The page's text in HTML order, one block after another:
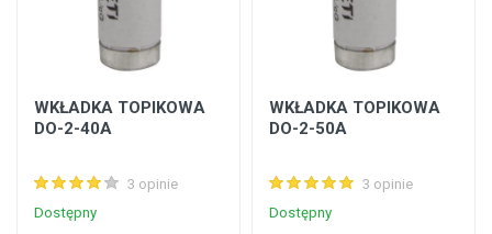
WKŁADKA TOPIKOWA
DO-2-40A
3 opinie
Dostępny
WKŁADKA TOPIKOWA
DO-2-50A
3 opinie
Dostępny